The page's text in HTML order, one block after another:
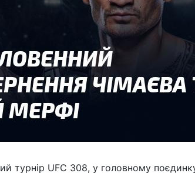
турнір UFC 308, у головному